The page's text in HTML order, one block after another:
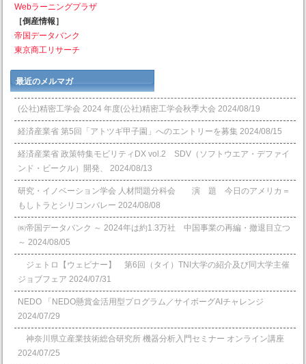
Webラーニングプラザ
［倒産情報］
帝国データバンク
東京商工リサーチ
最近のメルマガ
(公社)精密工学会 2024 年度(公社)精密工学会秋季大会 2024/08/19
経済産業省 第5回「アトツギ甲子園」へのエントリーを募集 2024/08/15
経済産業省 政策特集モビリティDX vol.2 SDV（ソフトウエア・デファイ
ンド・ビークル）開発、
2024/08/13
研究・イノベーション学会 人材問題分科会 演 題 今日のアメリカ＝
もしトラとシリコンバレー 2024/08/08
㈱帝国データバンク ～ 2024年は約1.3万社 中国事業の再編・撤退目立つ
～ 2024/08/05
ジェトロ【ウェビナー】 第6回（タイ）TNI大学の紹介及び同大学主催
ジョブフェア 2024/07/31
NEDO 「NEDO懸賞⾦活⽤型プログラム／サイボーグAIチャレンジ
2024/07/29
神奈川県立産業技術総合研究所 機器分析入門セミナー オンライン講座
2024/07/25